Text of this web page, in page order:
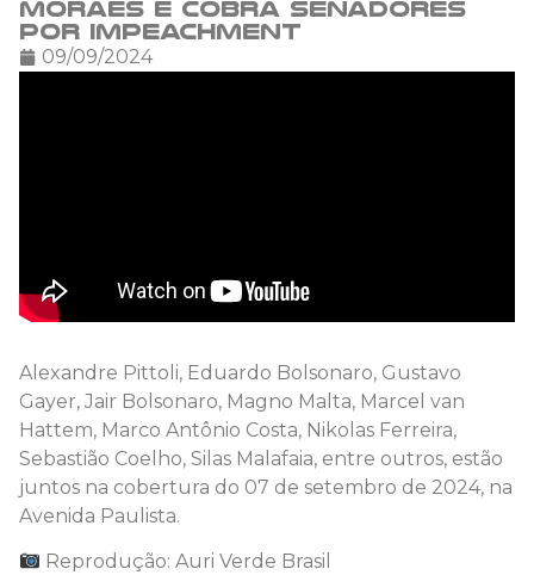
Moraes e cobra senadores
por impeachment
09/09/2024
Alexandre Pittoli, Eduardo Bolsonaro, Gustavo
Gayer, Jair Bolsonaro, Magno Malta, Marcel van
Hattem, Marco Antônio Costa, Nikolas Ferreira,
Sebastião Coelho, Silas Malafaia, entre outros, estão
juntos na cobertura do 07 de setembro de 2024, na
Avenida Paulista.
Reprodução: Auri Verde Brasil